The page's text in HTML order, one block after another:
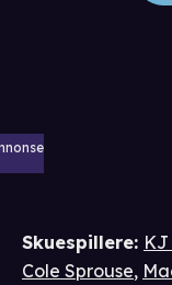
Skuespillere: KJ
Cole Sprouse,